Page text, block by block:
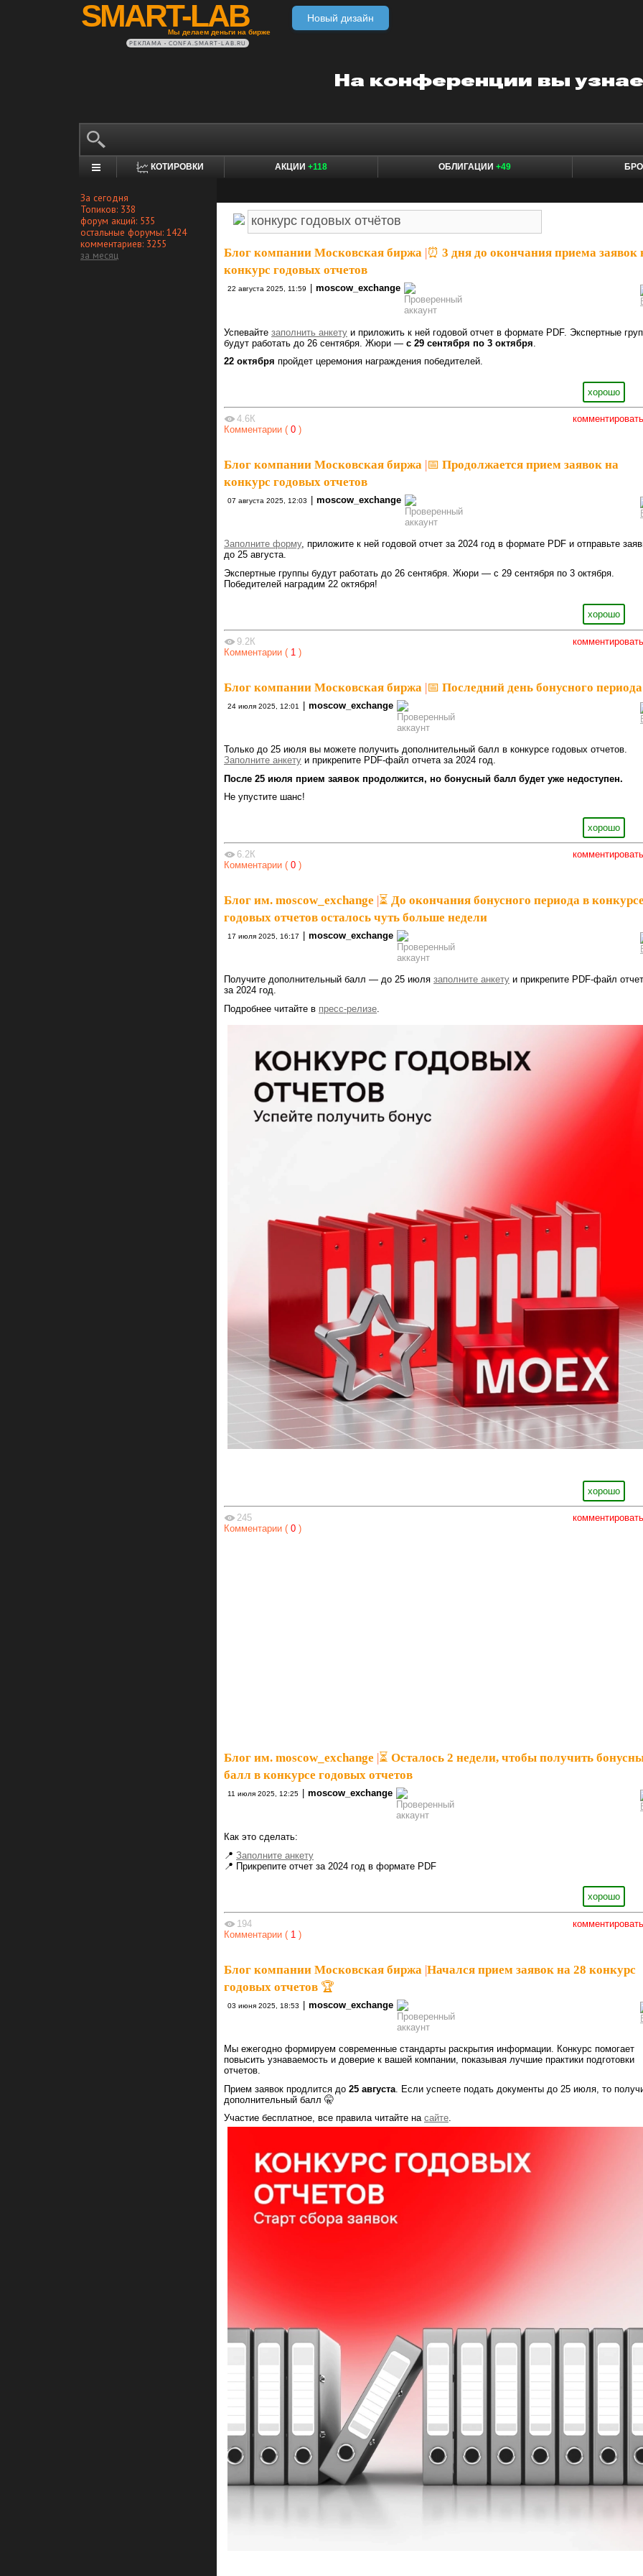
SMART-LAB
Мы делаем деньги на бирже
Новый дизайн
РЕКЛАМА • CONFA.SMART-LAB.RU
КОТИРОВКИ АКЦИИ +118 ОБЛИГАЦИИ +49
За сегодня
Топиков: 338
форум акций: 535
остальные форумы: 1424
комментариев: 3255
за месяц
Блог компании Московская биржа ⏰ 3 дня до окончания приема заявок
конкурс годовых отчетов
22 августа 2025, 11:59 moscow_exchange
Успевайте заполнить анкету и приложить к ней годовой отчет в формате PDF. Экспертные
будут работать до 26 сентября. Жюри — с 29 сентября по 3 октября
22 октября пройдет церемония награждения победителей.
хорошо
комментировать
4.6К
Комментарии ( 0 )
Блог компании Московская биржа |📅 Продолжается прием заявок на
конкурс годовых отчетов
07 августа 2025, 12:03 moscow_exchange
Заполните форму, приложите к ней годовой отчет за 2024 год в формате PDF и отправьте
до 25 августа.
Экспертные группы будут работать до 26 сентября. Жюри — с 29 сентября по 3 октября.
Победителей наградим 22 октября!
хорошо
комментировать
9.2К
Комментарии ( 1 )
Блог компании Московская биржа |📅 Последний день бонусного
24 июля 2025, 12:01 | moscow_exchange
Только до 25 июля вы можете получить дополнительный балл в конкурсе годовых отчетов.
Заполните анкету и прикрепите PDF-файл отчета за 2024 год.
После 25 июля прием заявок продолжится, но бонусный балл будет уже недоступен.
Не упустите шанс!
хорошо
комментировать
6.2К
Комментарии ( 0 )
Блог им. moscow_exchange |⏳ До окончания бонусного периода в
годовых отчетов осталось чуть больше недели
17 июля 2025, 16:17 moscow_exchange
Получите дополнительный балл — до 25 июля заполните анкету и прикрепите PDF-файл
за 2024 год.
Подробнее читайте в пресс-релизе
хорошо
комментировать
245
Комментарии ( 0 )
Блог им. moscow_exchange |⏳ Осталось 2 недели, чтобы получить
балл в конкурсе годовых отчетов
11 июля 2025, 12:25 moscow_exchange
Как это сделать:
📍 Заполните анкету
📍 Прикрепите отчет за 2024 год в формате PDF
хорошо
комментировать
194
Комментарии ( 1 )
Блог компании Московская биржа |Начался прием заявок на 28 конкурс
годовых отчетов 🏆
03 июня 2025, 18:53 moscow_exchange
Мы ежегодно формируем современные стандарты раскрытия информации. Конкурс помогает
повысить узнаваемость и доверие к вашей компании, показывая лучшие практики подготовки
отчетов.
Прием заявок продлится до 25 августа . Если успеете подать документы до 25 июля, то
дополнительный балл 🤫
Участие бесплатное, все правила читайте на сайте.